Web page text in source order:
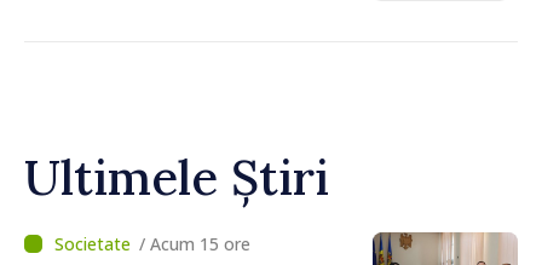
Ultimele Știri
/ Acum 15 ore